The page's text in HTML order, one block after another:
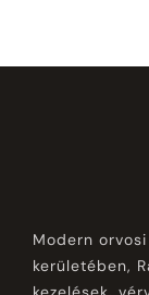
Modern
kerületében,